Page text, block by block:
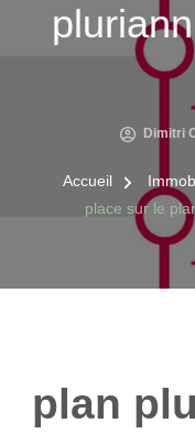
Dimitri
Accueil
place sur le
plan